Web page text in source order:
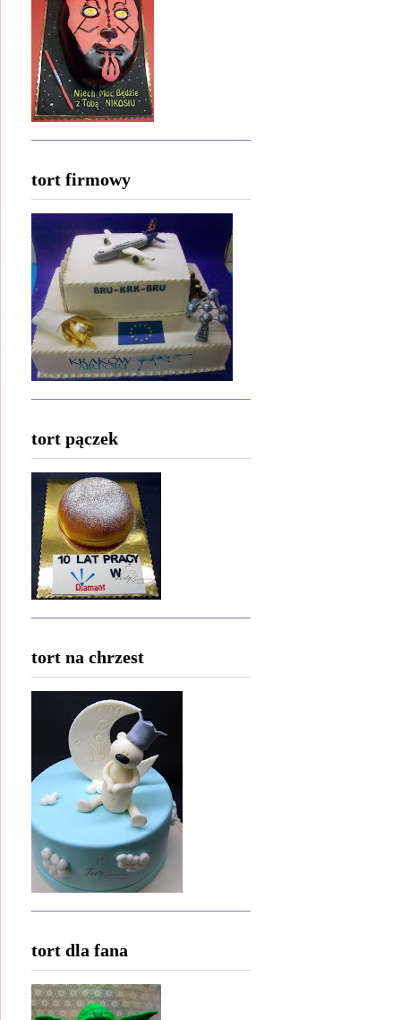
tort firmowy
tort pączek
tort na chrzest
tort dla fana